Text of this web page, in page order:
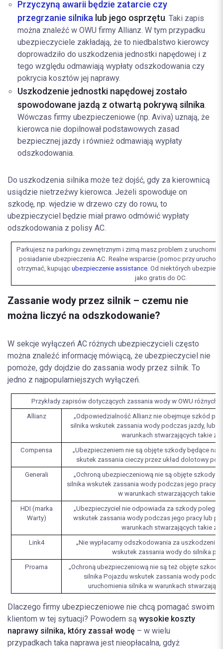
Przyczyną awarii będzie zatarcie czy
przegrzanie silnika lub jego osprzętu. Taki zapis
można znaleźć w OWU firmy Allianz. W tym przypadku
ubezpieczyciele zakładają, że to niedbalstwo kierowcy
doprowadziło do uszkodzenia jednostki napędowej i z
tego względu odmawiają wypłaty odszkodowania czy
pokrycia kosztów jej naprawy.
Uszkodzenie jednostki napędowej zostało
spowodowane jazdą z otwartą pokrywą silnika.
Wówczas firmy ubezpieczeniowe (np. Aviva) uznają, że
kierowca nie dopilnował podstawowych zasad
bezpiecznej jazdy i również odmawiają wypłaty
odszkodowania.
Do uszkodzenia silnika może też dojść, gdy za kierownicą
usiądzie nietrzeźwy kierowca. Jeżeli spowoduje on
szkodę, np. wjedzie w drzewo czy do rowu, to
ubezpieczyciel będzie miał prawo odmówić wypłaty
odszkodowania z polisy AC.
Parkujesz na parkingu zewnętrznym i zimą masz problem z
posiadanie ubezpieczenia AC. Realne wsparcie (pomoc przy
otrzymać, kupując ubezpieczenie assistance. Od niektórych
jako gratis do OC.
Zassanie wody przez silnik – czemu nie
można liczyć na odszkodowanie?
W sekcje wyłączeń AC różnych ubezpieczycieli często
można znaleźć informację mówiącą, że ubezpieczyciel nie
pomoże, gdy dojdzie do zassania wody przez silnik. To
jedno z najpopularniejszych wyłączeń.
Przykłady zapisów dotyczących zassania wody w OWU różnych
Allianz
„Odpowiedzialność Allianz nie obejmuje szkód
silnika wskutek zassania wody podczas jazdy, lub
warunkach stwarzających takie
Compensa
„Ubezpieczeniem nie są objęte szkody będące
skutek zassania cieczy przez układ dolotowy
Generali
„Ochroną ubezpieczeniową nie są objęte szkody:
silnika wskutek zassania wody podczas jego pracy
w warunkach stwarzających takie
HDI (marka
Warty)
„Ubezpieczyciel nie odpowiada za szkody
wskutek zassania wody podczas jego pracy lub
warunkach stwarzających takie
Link4
„Nie wypłacamy odszkodowania za uszkodzenie
wskutek zassania wody do silnika
Proama
„Ochroną ubezpieczeniową nie są też objęte
silnika Pojazdu wskutek zassania wody
uruchomienia silnika w warunkach
Dlaczego firmy ubezpieczeniowe nie chcą pomagać swoim
klientom w tej sytuacji? Powodem są wysokie koszty
naprawy silnika, który zassał wodę – w wielu
przypadkach taka naprawa jest nieopłacalna, gdyż